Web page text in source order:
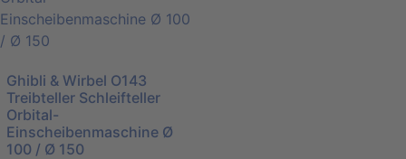
Ghibli & Wirbel O143
Treibteller Schleifteller
Orbital-
Einscheibenmaschine Ø
100 / Ø 150